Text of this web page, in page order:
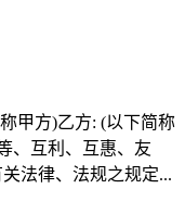
甲方)乙方: (以下简称
、互利、互惠、友
法律、法规之规定...